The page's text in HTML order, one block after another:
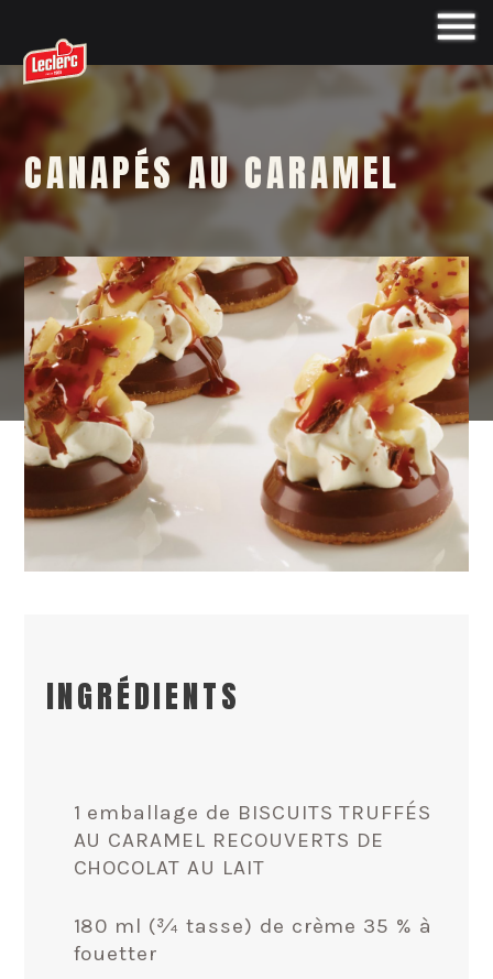
CANAPÉS AU CARAMEL
INGRÉDIENTS
1 emballage de BISCUITS TRUFFÉS
AU CARAMEL RECOUVERTS DE
CHOCOLAT AU LAIT
180 ml (¾ tasse) de crème 35 % à
fouetter